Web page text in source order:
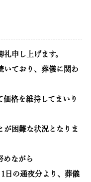
申し上げます。
いており、葬儀に関わ
格を維持してまいり
が困難な状況となりま
めながら
日の通夜分より、葬儀